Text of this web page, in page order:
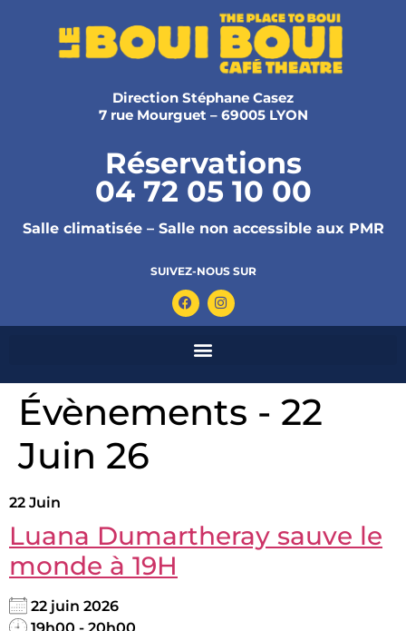
Direction Stéphane Casez
7 rue Mourguet – 69005 LYON
Réservations
04 72 05 10 00
Salle climatisée – Salle non accessible aux PMR
SUIVEZ-NOUS SUR
Évènements - 22
Juin 26
22 Juin
Luana Dumartheray sauve le
monde à 19H
22 juin 2026
19h00 - 20h00